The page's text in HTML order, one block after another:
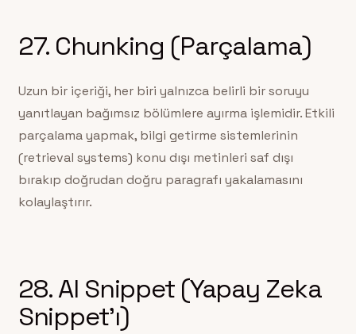
27. Chunking (Parçalama)
Uzun bir içeriği, her biri yalnızca belirli bir soruyu
yanıtlayan bağımsız bölümlere ayırma işlemidir. Etkili
parçalama yapmak, bilgi getirme sistemlerinin
(retrieval systems) konu dışı metinleri saf dışı
bırakıp doğrudan doğru paragrafı yakalamasını
kolaylaştırır.
28. AI Snippet (Yapay Zeka
Snippet’ı)